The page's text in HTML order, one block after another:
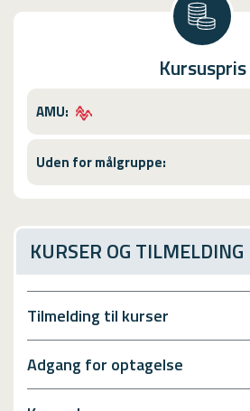
Kursuspris
AMU:
Uden for målgruppe:
KURSER OG TILMELDING
Tilmelding til kurser
Adgang for optagelse